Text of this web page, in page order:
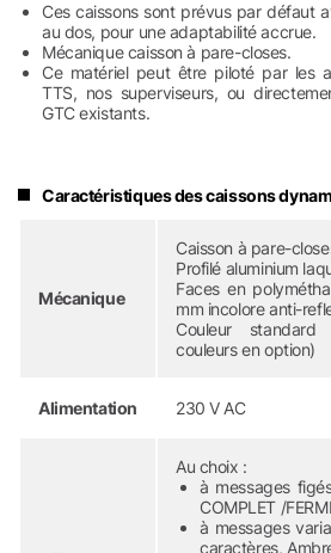
Ces caissons sont prévus par défaut
au dos, pour une adaptabilité accrue.
Mécanique caisson à pare-closes.
Ce matériel peut être piloté par les
TTS, nos superviseurs, ou
GTC existants.
Caractéristiques des caissons
Mécanique
Caisson à pare-
Profilé aluminium
Faces en
mm incolore anti-
Couleur
couleurs en option)
Alimentation 230 V AC
Au choix :
à messages
COMPLET /
à messages
caractères,